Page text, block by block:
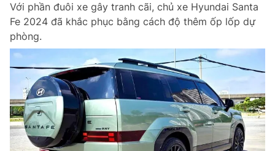
Với phần đuôi xe gây tranh cãi, chủ xe Hyundai Santa
Fe 2024 đã khắc phục bằng cách độ thêm ốp lốp dự
phòng.